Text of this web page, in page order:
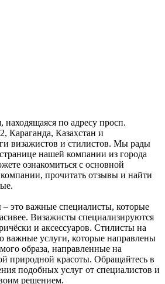
находящаяся по адресу просп.
Караганда, Казахстан и
визажистов и стилистов. Мы рады
нашей компании из города
ознакомиться с основной
прочитать отзывы и найти
это важные специалисты, которые
Визажисты специализируются
и аксессуаров. Стилисты на
важные услуги, которые направлены
образа, направленные на
природной красоты. Обращайтесь в
подобных услуг от специалистов и
решением.